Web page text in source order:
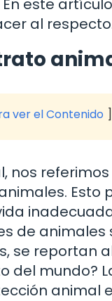
este
al
ver el Contenido
Esto
de
se reportan
del mundo?
animal